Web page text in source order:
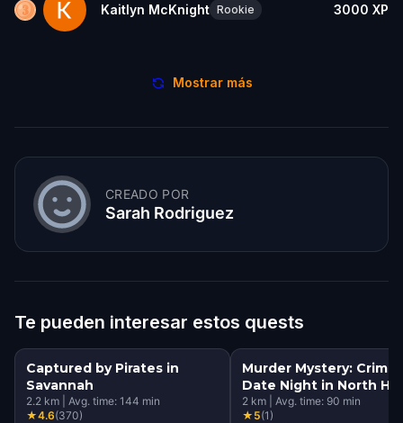
Kaitlyn McKnight Rookie 3000 XP
Mostrar más
CREADO POR
Sarah Rodriguez
Te pueden interesar estos quests
Captured by Pirates in
Savannah
2.2 km Avg. time: 144 min
★4.6(370)
Murder Mystery: Crime
Date Night in North
District, Savannah
2 km Avg. time: 90 min
★ 5(1)